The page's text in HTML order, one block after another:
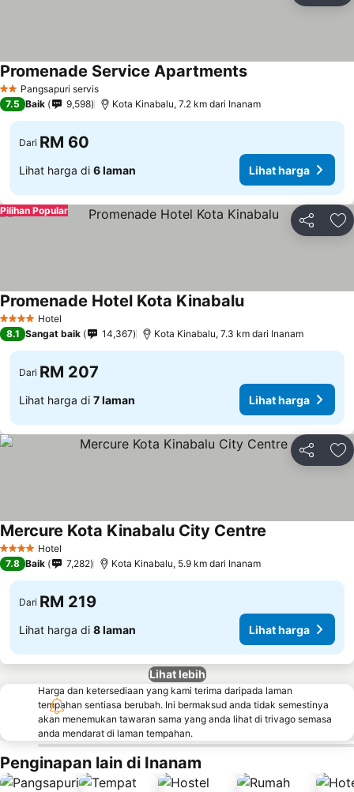
2 BintangPangsapuri servis
Promenade Service ApartmentsLihat harga
7.5 Baik 9,598 Kota Kinabalu, 7.2 km dari Inanam
Dari RM 60
Lihat harga di 6 laman Lihat harga
Kongsi
Pilihan Popular
4 BintangHotel
Promenade Hotel Kota KinabaluLihat harga
8.1 Sangat baik 14,367 Kota Kinabalu, 7.3 km dari Inanam
Dari RM 207
Lihat harga di 7 laman Lihat harga
Kongsi
4 BintangHotel
Mercure Kota Kinabalu City Centre
7.8 Baik 7,282 Kota Kinabalu, 5.9 km dari Inanam
Dari RM 219
Lihat harga di 8 laman Lihat harga
Lihat lebih
Harga dan ketersediaan yang kami terima daripada laman
tempahan sentiasa berubah. Ini bermaksud anda tidak semestinya
akan menemukan tawaran sama yang anda lihat di trivago semasa
anda mendarat di laman tempahan.
Penginapan lain di Inanam